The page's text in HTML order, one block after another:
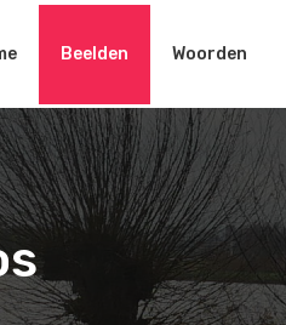
Beelden Woorden